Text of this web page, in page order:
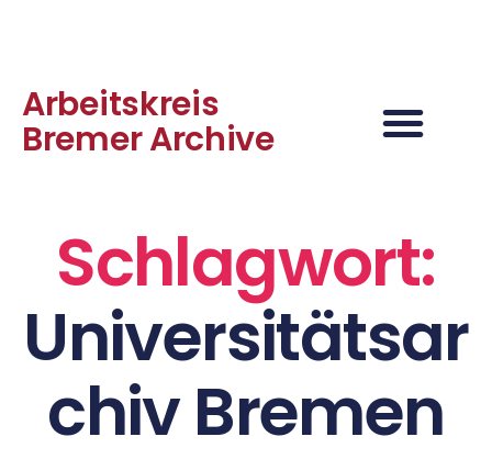
Arbeitskreis
Bremer Archive
Schlagwort:
Universitätsar
chiv Bremen